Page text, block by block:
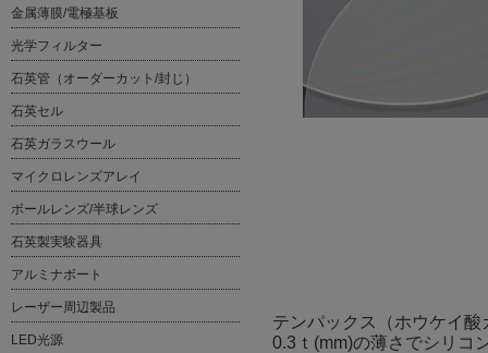
テンパックス（ホウケイ
0.3ｔ(mm)の薄さでシリコ
金属薄膜/電極基板
光学フィルター
石英管（オーダーカット/封じ）
石英セル
石英ガラスウール
マイクロレンズアレイ
ボールレンズ/半球レンズ
石英製実験器具
アルミナボート
レーザー周辺製品
LED光源